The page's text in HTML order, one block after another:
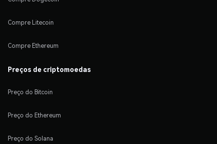
Compre Litecoin
Compre Ethereum
Preços de criptomoedas
Preço do Bitcoin
Preço do Ethereum
Preço do Solana